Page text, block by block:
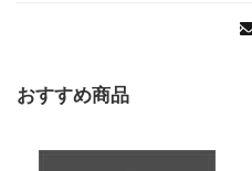
おすすめ商品